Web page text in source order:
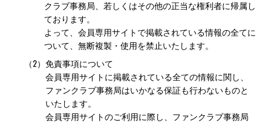
クラブ事務局、若しくはその他の正当な権利者に帰属し
ております。
よって、会員専用サイトで掲載されている情報の全てに
ついて、無断複製・使用を禁止いたします。
（2） 免責事項について
会員専用サイトに掲載されている全ての情報に関し、
ファンクラブ事務局はいかなる保証も行わないものと
いたします。
会員専用サイトのご利用に際し、ファンクラブ事務局